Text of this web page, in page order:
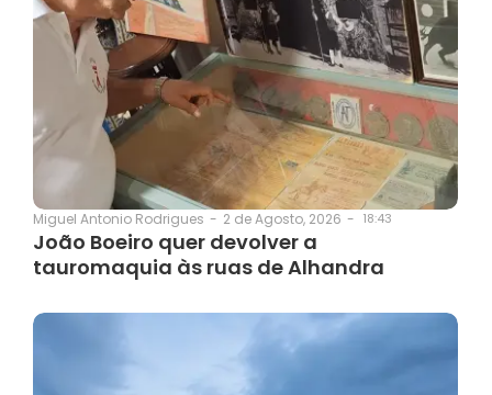
Miguel Antonio Rodrigues - 2 de Agosto, 2026 - 18:43
João Boeiro quer devolver a
tauromaquia às ruas de Alhandra